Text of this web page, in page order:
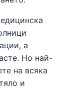
а
Но най-
на всяка
и